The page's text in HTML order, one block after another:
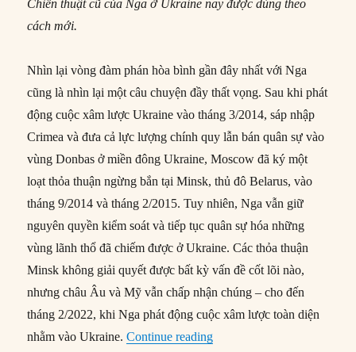
Chiến thuật cũ của Nga ở Ukraine nay được dùng theo
cách mới.
Nhìn lại vòng đàm phán hòa bình gần đây nhất với Nga
cũng là nhìn lại một câu chuyện đầy thất vọng. Sau khi phát
động cuộc xâm lược Ukraine vào tháng 3/2014, sáp nhập
Crimea và đưa cả lực lượng chính quy lẫn bán quân sự vào
vùng Donbas ở miền đông Ukraine, Moscow đã ký một
loạt thỏa thuận ngừng bắn tại Minsk, thủ đô Belarus, vào
tháng 9/2014 và tháng 2/2015. Tuy nhiên, Nga vẫn giữ
nguyên quyền kiểm soát và tiếp tục quân sự hóa những
vùng lãnh thổ đã chiếm được ở Ukraine. Các thỏa thuận
Minsk không giải quyết được bất kỳ vấn đề cốt lõi nào,
nhưng châu Âu và Mỹ vẫn chấp nhận chúng – cho đến
tháng 2/2022, khi Nga phát động cuộc xâm lược toàn diện
nhằm vào Ukraine.Continue reading“Putin sẽ biến lệnh ngừng